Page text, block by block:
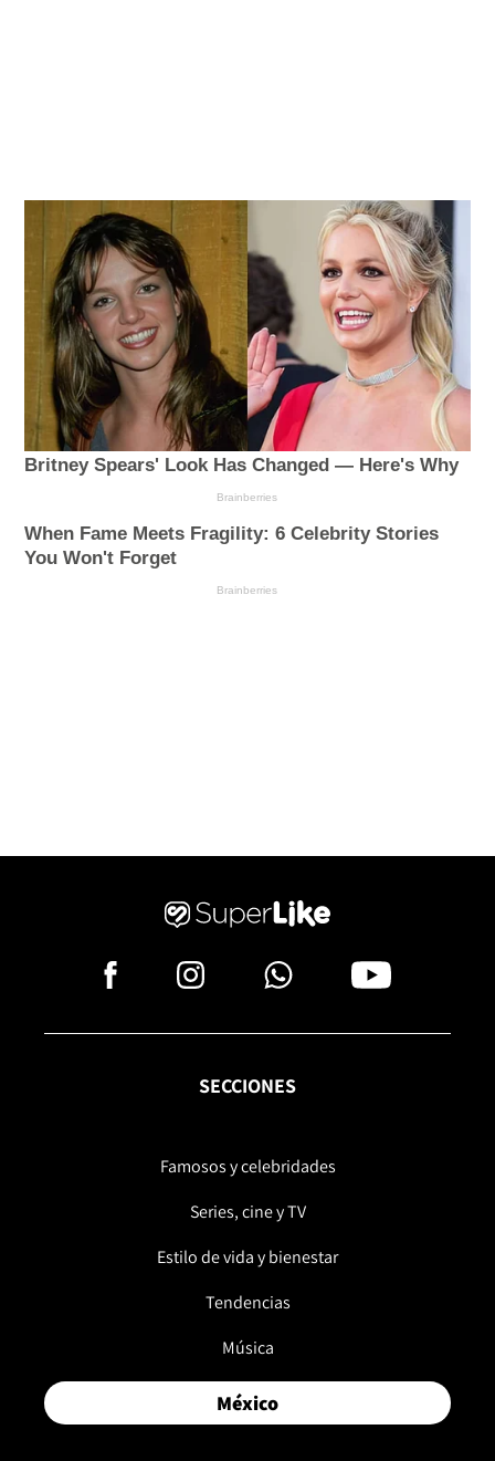
SECCIONES
Famosos y celebridades
Series, cine y TV
Estilo de vida y bienestar
Tendencias
Música
México